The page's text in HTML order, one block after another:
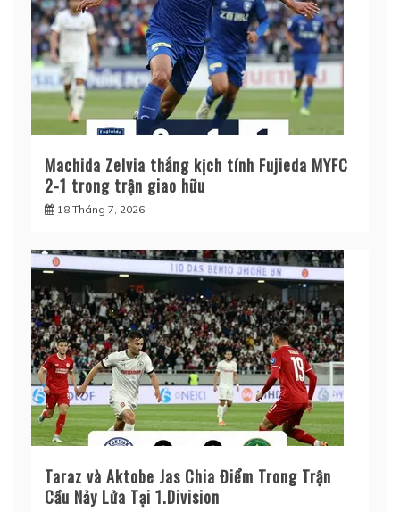
Machida Zelvia thắng kịch tính Fujieda MYFC
2-1 trong trận giao hữu
18 Tháng 7, 2026
Taraz và Aktobe Jas Chia Điểm Trong Trận
Cầu Nảy Lửa Tại 1.Division